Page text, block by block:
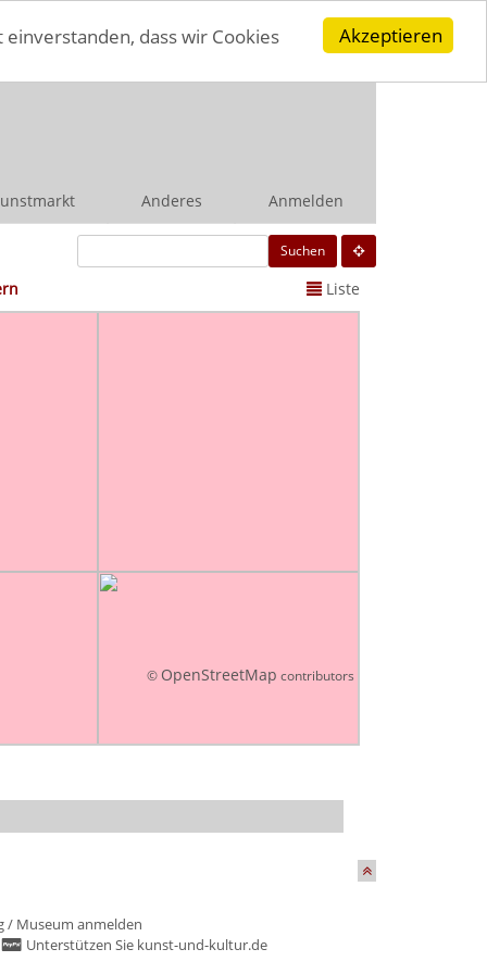
Akzeptieren
dass wir Cookies
Anderes Anmelden
Suchen
Liste
© OpenStreetMap contributors
/ Museum anmelden
Unterstützen Sie kunst-und-kultur.de